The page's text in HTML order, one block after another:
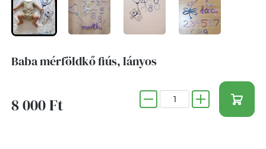
Baba mérföldkő fiús, lányos
8 000 Ft